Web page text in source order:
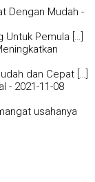
Dengan Mudah -
Pemula […]
dan Cepat […]
- 2021-11-08
usahanya